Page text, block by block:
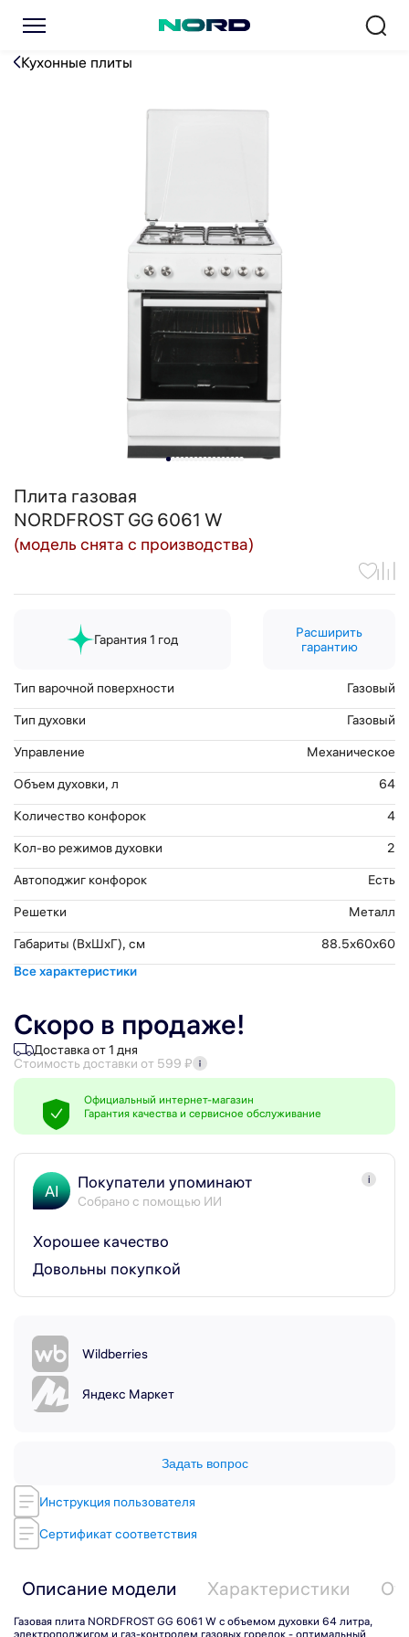
Плита газовая
Кухонные плиты
Инструкция пользователя
Сертификат соответствия
Плита газовая
NORDFROST GG 6061 W
(модель снята с производства)
Гарантия 1 год
Расширить
гарантию
Тип варочной поверхности
Газовый
Тип духовки
Газовый
Управление
Механическое
Объем духовки, л
64
Количество конфорок
4
Кол-во режимов духовки
2
Автоподжиг конфорок
Есть
Решетки
Металл
Габариты (ВхШхГ), см
88.5x60x60
Все характеристики
Скоро в продаже!
Доставка от 1 дня
Стоимость доставки от 599 ₽
Официальный интернет-магазин
Гарантия качества и сервисное обслуживание
AI Покупатели упоминают
Собрано с помощью ИИ
i
Хорошее качество
Довольны покупкой
Wildberries
Яндекс Маркет
Задать вопрос
Описание модели Характеристики
Газовая плита NORDFROST GG 6061 W с объемом духовки 64 литра,
электроподжигом и газ-контролем газовых горелок - оптимальный